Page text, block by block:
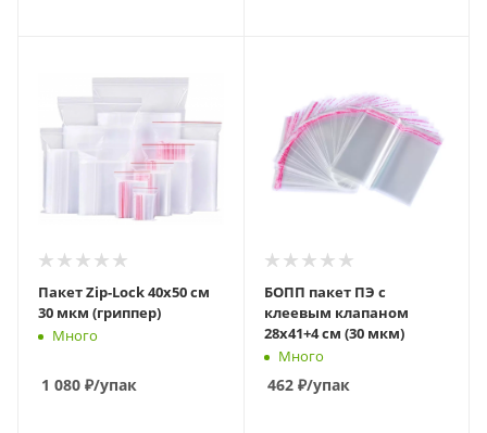
Пакет Zip-Lock 40х50 см
30 мкм (гриппер)
Много
1 080 ₽/упак
БОПП пакет ПЭ с
клеевым клапаном
28х41+4 см (30 мкм)
Много
462₽/упак